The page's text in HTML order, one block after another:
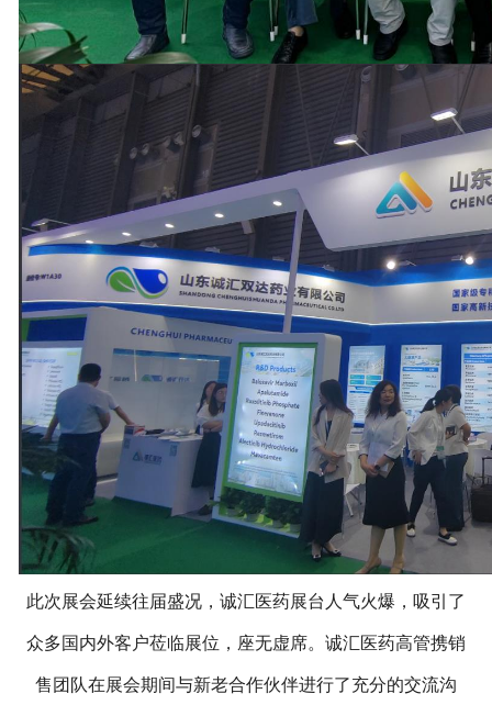
此次展会延续往届盛况，诚汇医药展台人气火爆，吸引了
众多国内外客户莅临展位，座无虚席。诚汇医药高管携销
售团队在展会期间与新老合作伙伴进行了充分的交流沟